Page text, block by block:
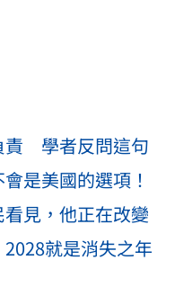
責 學者反問這句
是美國的選項！
見，他正在改變
就是消失之年